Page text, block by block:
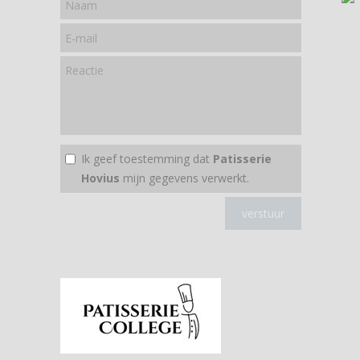
Ik geef toestemming dat Patisserie
Hovius mijn gegevens verwerkt.